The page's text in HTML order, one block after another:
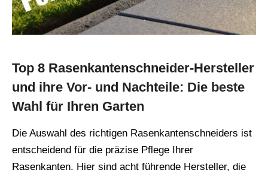
Top 8 Rasenkantenschneider-Hersteller
und ihre Vor- und Nachteile: Die beste
Wahl für Ihren Garten
Die Auswahl des richtigen Rasenkantenschneiders ist
entscheidend für die präzise Pflege Ihrer
Rasenkanten. Hier sind acht führende Hersteller, die